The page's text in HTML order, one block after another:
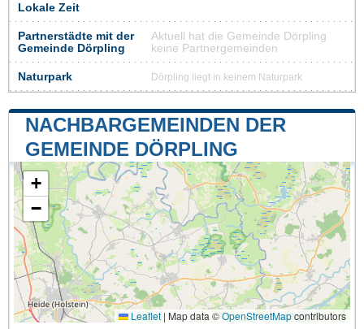
Lokale Zeit
Partnerstädte mit der
Gemeinde Dörpling
Aktuell hat die Gemeinde Dörpling
keine Partnergemeinden
Naturpark Dörpling liegt in keinem Naturpark
NACHBARGEMEINDEN DER
GEMEINDE DÖRPLING
+
−
Leaflet | Map data ©OpenStreetMapcontributors